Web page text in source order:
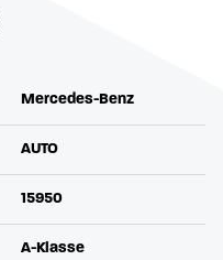
Mercedes-Benz
AUTO
15950
A-Klasse